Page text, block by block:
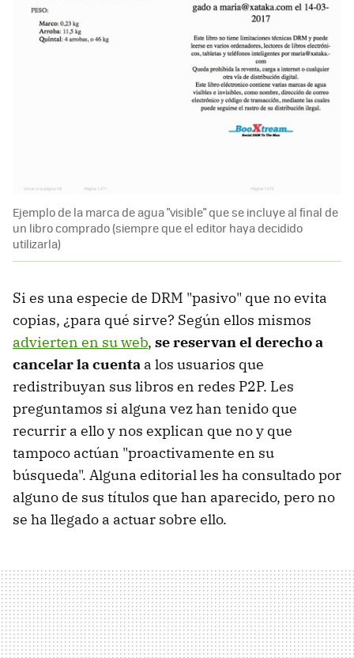
Ejemplo de la marca de agua "visible" que se incluye al final de
un libro comprado (siempre que el editor haya decidido
utilizarla)
Si es una especie de DRM "pasivo" que no evita
copias, ¿para qué sirve? Según ellos mismos
advierten en su web, se reservan el derecho a
cancelar la cuenta a los usuarios que
redistribuyan sus libros en redes P2P. Les
preguntamos si alguna vez han tenido que
recurrir a ello y nos explican que no y que
tampoco actúan "proactivamente en su
búsqueda". Alguna editorial les ha consultado por
alguno de sus títulos que han aparecido, pero no
se ha llegado a actuar sobre ello.